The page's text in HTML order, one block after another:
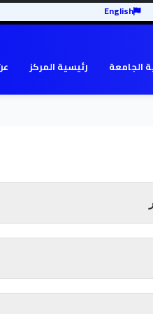
English
الجامعة رئيسية المركز
تم تأسيس كلية تنمية المجتمع في العام 2006 م
قلي،مركز الفشاشوية، مركز الكنوز،
النهوض بواقع المجتمع إلي مصاف